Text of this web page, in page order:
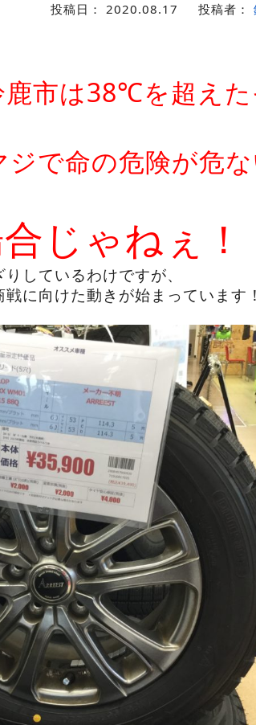
投稿日： 2020.08.17 投稿者：
市は38℃を超えた
で命の危険が危
じゃねぇ！
しているわけですが、
に向けた動きが始まっています！